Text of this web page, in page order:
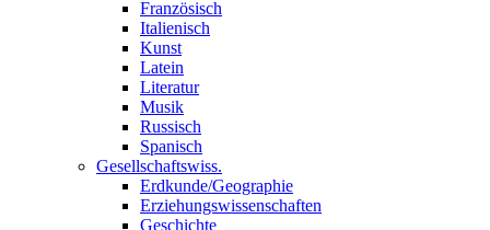
Französisch
Italienisch
Kunst
Latein
Literatur
Musik
Russisch
Spanisch
Gesellschaftswiss.
Erdkunde/Geographie
Erziehungswissenschaften
Geschichte